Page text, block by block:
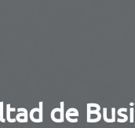
de